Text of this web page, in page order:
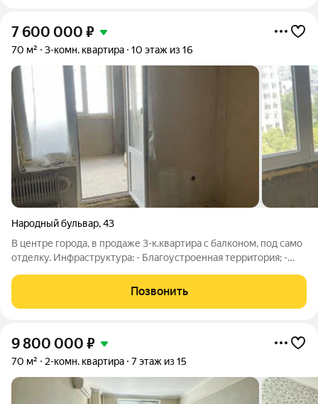
7 600 000 ₽
70 м² 3-комн. квартира 10 этаж из 16
Народный бульвар,43
В центре города, в продаже 3-к.квартира с балконом, под само
отделку. Инфраструктура: - Благоустроенная территория; -
детский сад, аптеки; Хорошая транспортная развязка. Показы
по
Позвонить
9 800 000 ₽
70 м² 2-комн. квартира 7 этаж из 15